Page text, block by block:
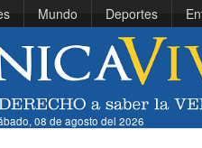
Mundo Deportes
08 de agosto del 2026